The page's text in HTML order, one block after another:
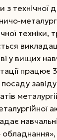
з технічної
техніки,
у вищих
працює